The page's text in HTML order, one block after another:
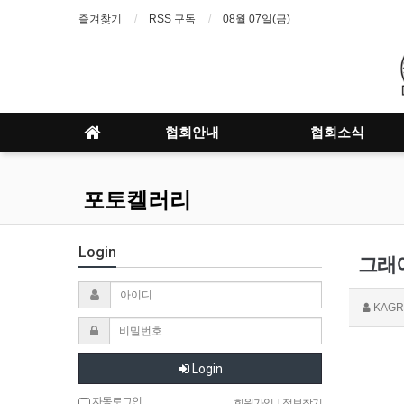
즐겨찾기 RSS 구독 08월 07일(금)
협회안내 협회소식
포토켈러리
그래
Login
Login
자동로그인